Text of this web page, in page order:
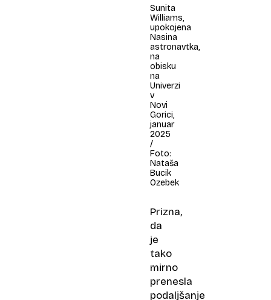
Sunita
Williams,
upokojena
Nasina
astronavtka,
na
obisku
na
Univerzi
v
Novi
Gorici,
januar
2025
/
Foto:
Nataša
Bucik
Ozebek
Prizna,
da
je
tako
mirno
prenesla
podaljšanje